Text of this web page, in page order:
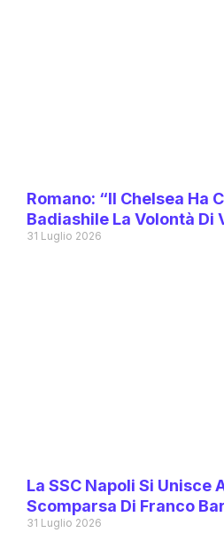
Romano: “Il Chelsea Ha
Badiashile La Volontà Di
31 Luglio 2026
La SSC Napoli Si Unisce
Scomparsa Di Franco
31 Luglio 2026